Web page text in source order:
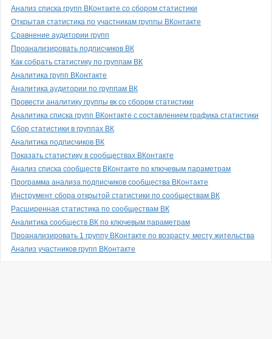
Анализ списка групп ВКонтакте со сбором статистики
Открытая статистика по участникам группы ВКонтакте
Сравнение аудитории групп
Проанализировать подписчиков ВК
Как собрать статистику по группам ВК
Аналитика групп ВКонтакте
Аналитика аудитории по группам ВК
Провести аналитику группы вк со сбором статистики
Аналитика списка групп ВКонтакте с составлением графика статистики
Сбор статистики в группах ВК
Аналитика подписчиков ВК
Показать статистику в сообществах ВКонтакте
Анализ списка сообществ ВКонтакте по ключевым параметрам
Программа анализа подписчиков сообщества ВКонтакте
Инструмент сбора открытой статистики по сообществам ВК
Расширенная статистика по сообществам ВК
Аналитика сообществ ВК по ключевым параметрам
Проанализировать 1 группу ВКонтакте по возрасту, месту жительства
Анализ участников групп ВКонтакте